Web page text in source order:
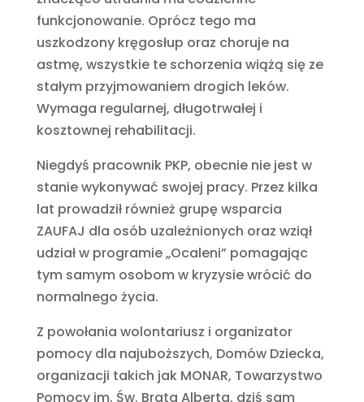
funkcjonowanie. Oprócz tego ma
uszkodzony kręgosłup oraz choruje na
astmę, wszystkie te schorzenia wiążą się ze
stałym przyjmowaniem drogich leków.
Wymaga regularnej, długotrwałej i
kosztownej rehabilitacji.
Niegdyś pracownik PKP, obecnie nie jest w
stanie wykonywać swojej pracy. Przez kilka
lat prowadził również grupę wsparcia
ZAUFAJ dla osób uzależnionych oraz wziął
udział w programie „Ocaleni” pomagając
tym samym osobom w kryzysie wrócić do
normalnego życia.
Z powołania wolontariusz i organizator
pomocy dla najuboższych, Domów Dziecka,
organizacji takich jak MONAR, Towarzystwo
Pomocy im. Św. Brata Alberta, dziś sam